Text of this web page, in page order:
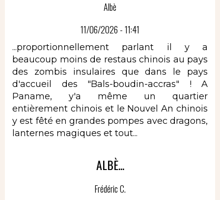
Albè
11/06/2026 - 11:41
...proportionnellement parlant il y a
beaucoup moins de restaus chinois au pays
des zombis insulaires que dans le pays
d'accueil des "Bals-boudin-accras" ! A
Paname, y'a même un quartier
entièrement chinois et le Nouvel An chinois
y est fêté en grandes pompes avec dragons,
lanternes magiques et tout...
ALBÈ...
Frédéric C.